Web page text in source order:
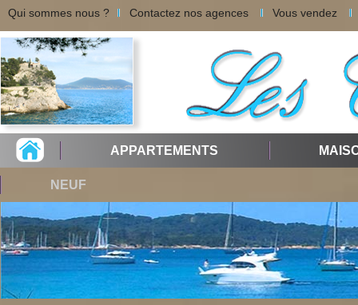
Qui sommes nous ? Contactez nos agences Vous vendez
APPARTEMENTS
NEUF